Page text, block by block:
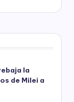
la
de Milei a